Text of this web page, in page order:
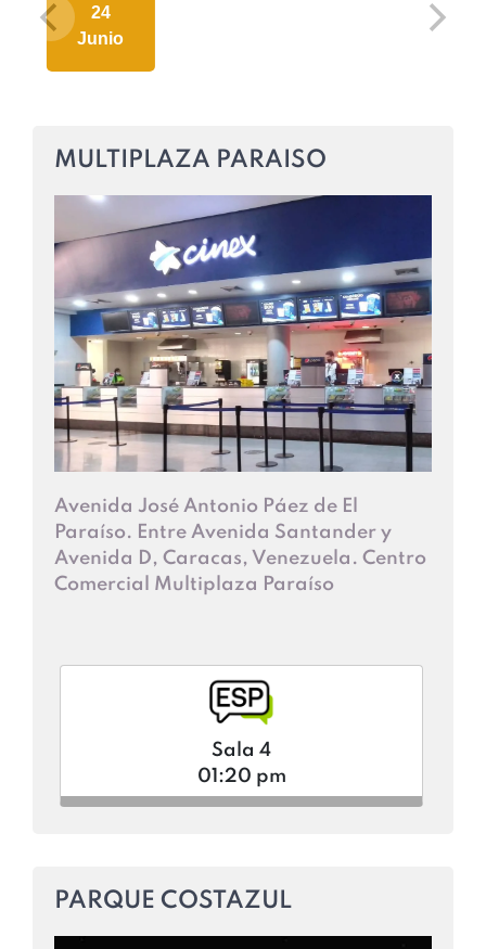
24
Junio
MULTIPLAZA PARAISO
Avenida José Antonio Páez de El
Paraíso. Entre Avenida Santander y
Avenida D, Caracas, Venezuela. Centro
Comercial Multiplaza Paraíso
Sala 4
01:20 pm
PARQUE COSTAZUL